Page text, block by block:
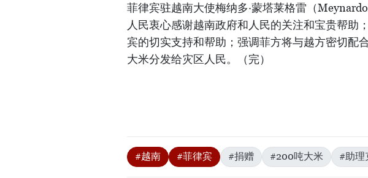
菲律宾驻越南大使梅纳多·蒙塔莱格雷（
人民衷心感谢越南政府和人民的关注和宝贵帮助
宾的切实支持和帮助；强调菲方将与越方密切配
大米分发给灾区人民。（完）
#越南 #菲律宾 #捐赠 #200吨大米 #助理